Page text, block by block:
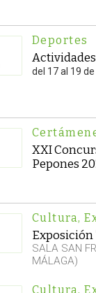
Deportes
del 17 al 19
XXI
Pepones
Cultura,
Exposición
SALA SAN
MÁLAGA)
Cultura,